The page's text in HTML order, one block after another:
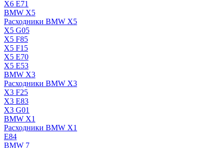
X6 E71
BMW X5
Расходники BMW X5
X5 G05
X5 F85
X5 F15
X5 E70
X5 E53
BMW X3
Расходники BMW X3
X3 F25
X3 E83
X3 G01
BMW X1
Расходники BMW X1
E84
BMW 7